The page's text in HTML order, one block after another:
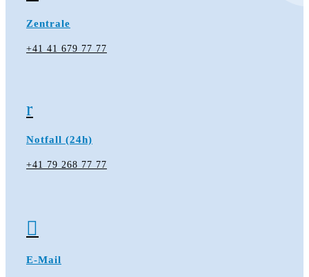
Zentrale
+41 41 679 77 77
r
Notfall (24h)
+41 79 268 77 77

E-Mail